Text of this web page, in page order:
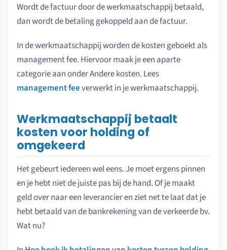
Wordt de factuur door de werkmaatschappij betaald,
dan wordt de betaling gekoppeld aan de factuur.
In de werkmaatschappij worden de kosten geboekt als
management fee. Hiervoor maak je een aparte
categorie aan onder Andere kosten. Lees
management feeverwerkt in je werkmaatschappij.
Werkmaatschappij betaalt
kosten voor holding of
omgekeerd
Het gebeurt iedereen wel eens. Je moet ergens pinnen
en je hebt niet de juiste pas bij de hand. Of je maakt
geld over naar een leverancier en ziet net te laat dat je
hebt betaald van de bankrekening van de verkeerde bv.
Wat nu?